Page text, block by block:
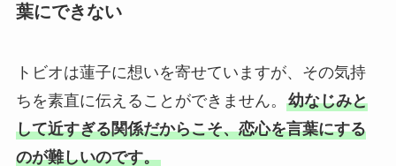
葉にできない
トビオは蓮子に想いを寄せていますが、その気持
ちを素直に伝えることができません。 幼なじみと
して近すぎる関係だからこそ、恋心を言葉にする
のが難しいのです。